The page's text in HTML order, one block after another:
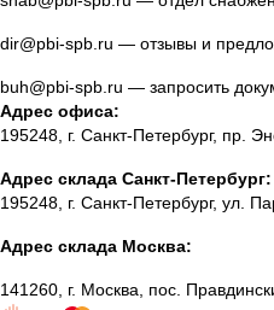
dir@pbi-spb.ru — отзывы и
buh@pbi-spb.ru — запросить
Адрес офиса:
195248, г. Санкт-Петербург, пр.
Адрес склада Санкт-Петербург:
195248, г. Санкт-Петербург, ул.
Адрес склада Москва:
141260, г. Москва, пос.